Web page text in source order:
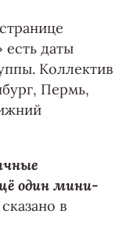
есть даты
Коллектив
Пермь,
один мини-
в